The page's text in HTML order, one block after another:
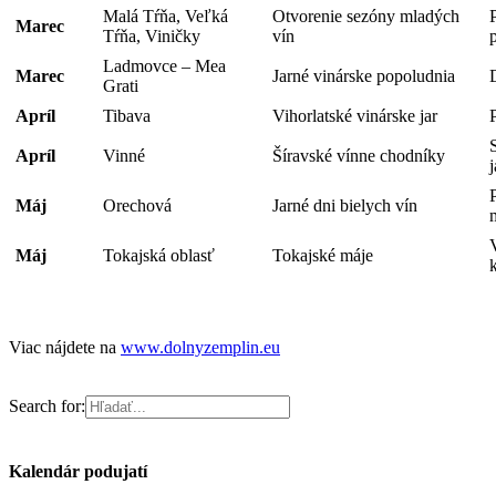
Marec
Malá Tŕňa, Veľká
Tŕňa, Viničky
Otvorenie sezóny mladých
vín
Marec
Ladmovce – Mea
Grati
Jarné vinárske popoludnia
Apríl Tibava Vihorlatské vinárske jar
Apríl Vinné Šíravské vínne chodníky
Máj Orechová Jarné dni bielych vín
Máj Tokajská oblasť Tokajské máje
Viac nájdete na www.dolnyzemplin.eu
Search for:
Kalendár podujatí